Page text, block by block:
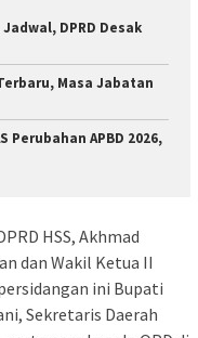
DPRD Desak
Masa Jabatan
Perubahan APBD 2026,
HSS, Akhmad
dan Wakil Ketua II
ini Bupati
Sekretaris Daerah